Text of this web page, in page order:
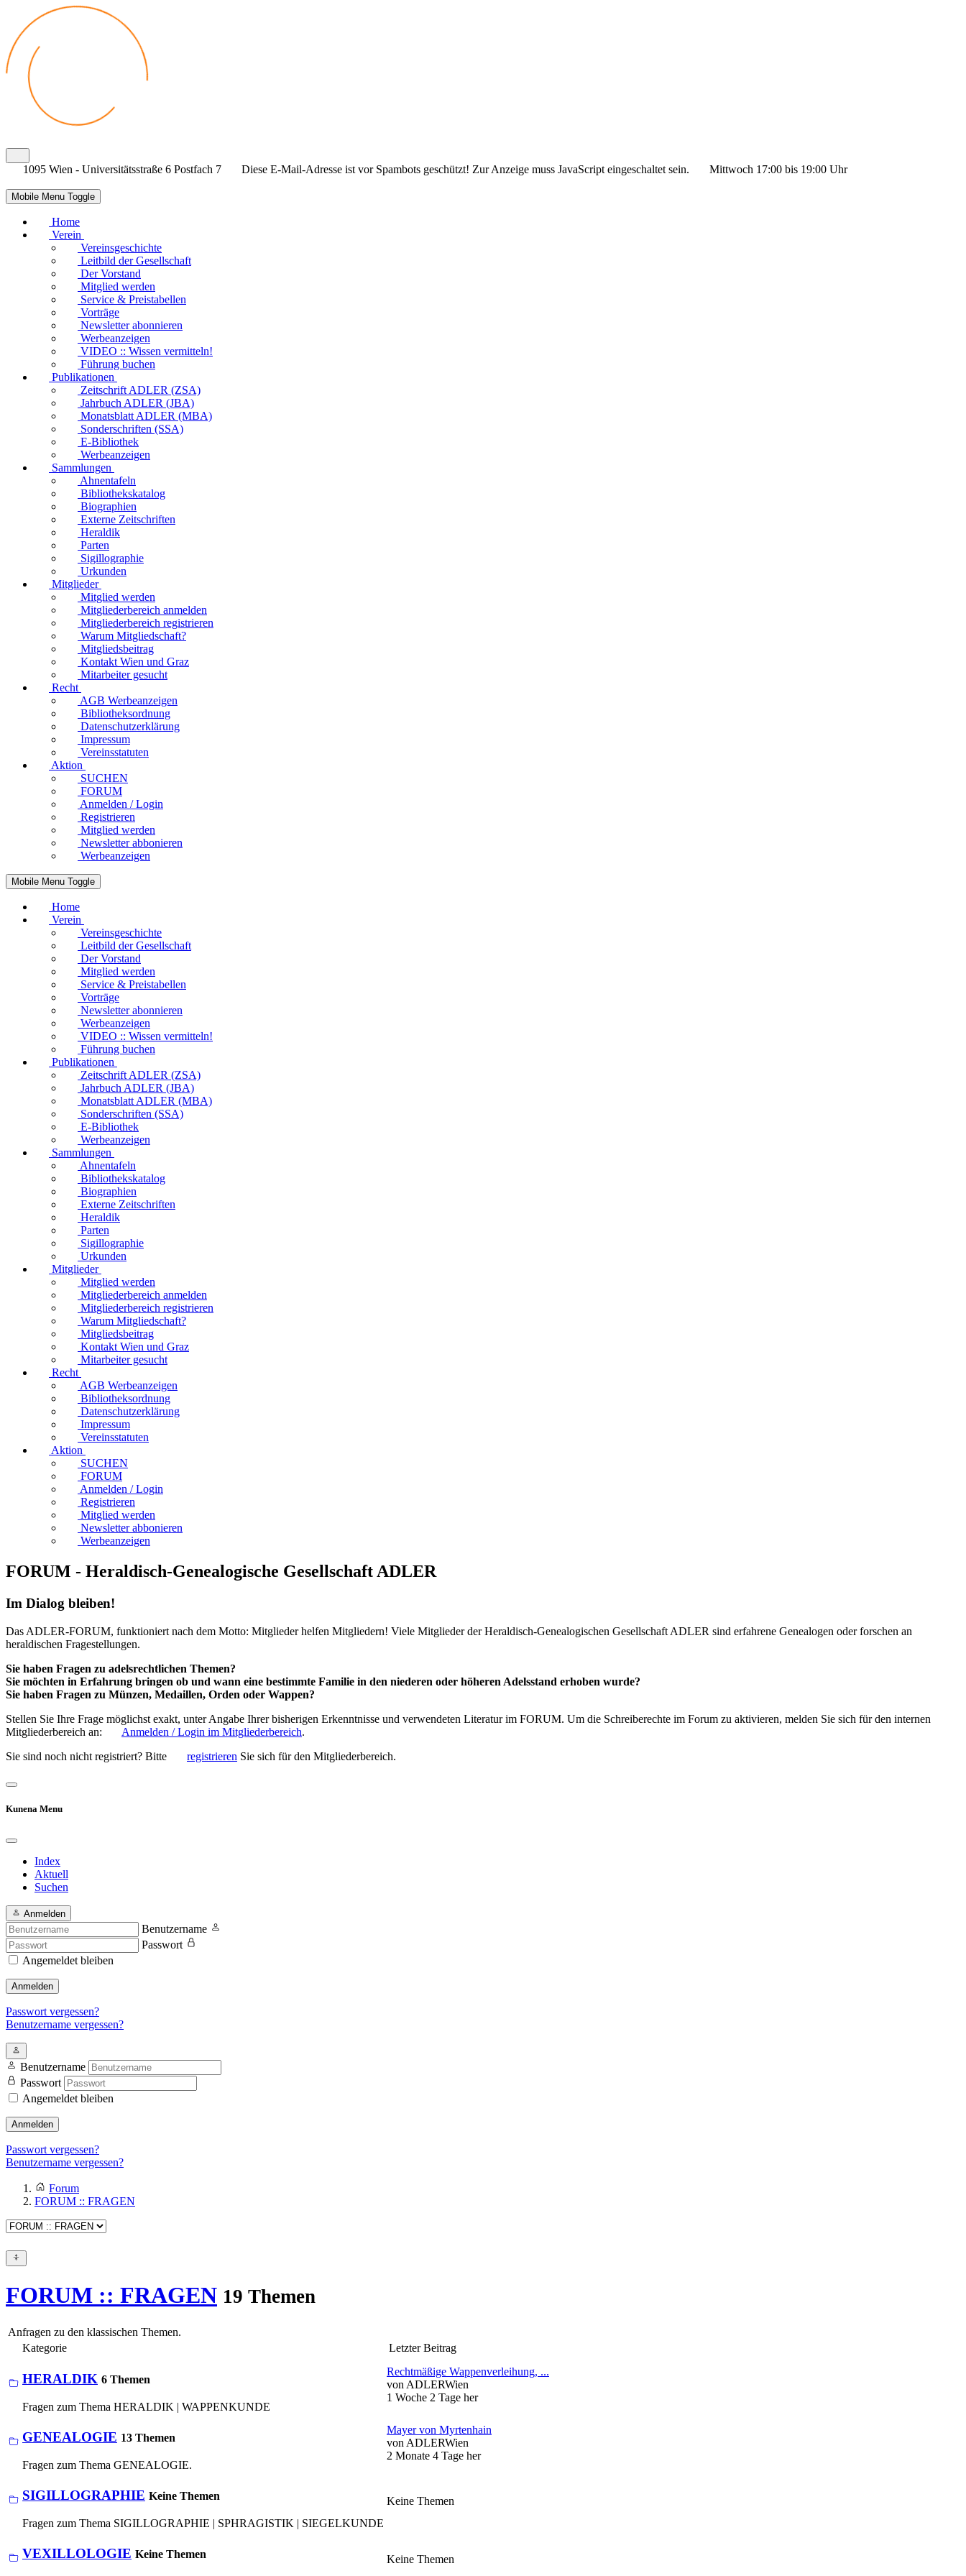
1095 Wien - Universitätsstraße 6 Postfach 7 Diese E-Mail-Adresse ist vor Spambots geschützt! Zur Anzeige muss JavaScript eingeschaltet sein. Mittwoch 17:00 bis 19:00 Uhr
Mobile Menu Toggle
Home
Verein
Vereinsgeschichte
Leitbild der Gesellschaft
Der Vorstand
Mitglied werden
Service & Preistabellen
Vorträge
Newsletter abonnieren
Werbeanzeigen
VIDEO :: Wissen vermitteln!
Führung buchen
Publikationen
Zeitschrift ADLER (ZSA)
Jahrbuch ADLER (JBA)
Monatsblatt ADLER (MBA)
Sonderschriften (SSA)
E-Bibliothek
Werbeanzeigen
Sammlungen
Ahnentafeln
Bibliothekskatalog
Biographien
Externe Zeitschriften
Heraldik
Parten
Sigillographie
Urkunden
Mitglieder
Mitglied werden
Mitgliederbereich anmelden
Mitgliederbereich registrieren
Warum Mitgliedschaft?
Mitgliedsbeitrag
Kontakt Wien und Graz
Mitarbeiter gesucht
Recht
AGB Werbeanzeigen
Bibliotheksordnung
Datenschutzerklärung
Impressum
Vereinsstatuten
Aktion
SUCHEN
FORUM
Anmelden / Login
Registrieren
Mitglied werden
Newsletter abbonieren
Werbeanzeigen
Mobile Menu Toggle
Home
Verein
Vereinsgeschichte
Leitbild der Gesellschaft
Der Vorstand
Mitglied werden
Service & Preistabellen
Vorträge
Newsletter abonnieren
Werbeanzeigen
VIDEO :: Wissen vermitteln!
Führung buchen
Publikationen
Zeitschrift ADLER (ZSA)
Jahrbuch ADLER (JBA)
Monatsblatt ADLER (MBA)
Sonderschriften (SSA)
E-Bibliothek
Werbeanzeigen
Sammlungen
Ahnentafeln
Bibliothekskatalog
Biographien
Externe Zeitschriften
Heraldik
Parten
Sigillographie
Urkunden
Mitglieder
Mitglied werden
Mitgliederbereich anmelden
Mitgliederbereich registrieren
Warum Mitgliedschaft?
Mitgliedsbeitrag
Kontakt Wien und Graz
Mitarbeiter gesucht
Recht
AGB Werbeanzeigen
Bibliotheksordnung
Datenschutzerklärung
Impressum
Vereinsstatuten
Aktion
SUCHEN
FORUM
Anmelden / Login
Registrieren
Mitglied werden
Newsletter abbonieren
Werbeanzeigen
FORUM - Heraldisch-Genealogische Gesellschaft ADLER
Im Dialog bleiben!
Das ADLER-FORUM, funktioniert nach dem Motto: Mitglieder helfen Mitgliedern! Viele Mitglieder der Heraldisch-Genealogischen Gesellschaft ADLER sind erfahrene Genealogen oder forschen an
heraldischen Fragestellungen.
Sie haben Fragen zu adelsrechtlichen Themen?
Sie möchten in Erfahrung bringen ob und wann eine bestimmte Familie in den niederen oder höheren Adelsstand erhoben wurde?
Sie haben Fragen zu Münzen, Medaillen, Orden oder Wappen?
Stellen Sie Ihre Frage möglichst exakt, unter Angabe Ihrer bisherigen Erkenntnisse und verwendeten Literatur im FORUM. Um die Schreiberechte im Forum zu aktivieren, melden Sie sich für den internen
Mitgliederbereich an:
Anmelden / Login im Mitgliederbereich.
Sie sind noch nicht registriert? Bitte
registrieren Sie sich für den Mitgliederbereich.
Kunena Menu
Index
Aktuell
Suchen
Anmelden
Benutzername
Passwort
Angemeldet bleiben
Anmelden
Passwort vergessen?
Benutzername vergessen?
Benutzername
Passwort
Angemeldet bleiben
Anmelden
Passwort vergessen?
Benutzername vergessen?
Forum
FORUM :: FRAGEN
FORUM :: FRAGEN 19 Themen
Anfragen zu den klassischen Themen.
Kategorie
Letzter Beitrag
HERALDIK 6 Themen
Fragen zum Thema HERALDIK | WAPPENKUNDE
Rechtmäßige Wappenverleihung, ...
von ADLERWien
1 Woche 2 Tage her
GENEALOGIE 13 Themen
Fragen zum Thema GENEALOGIE.
Mayer von Myrtenhain
von ADLERWien
2 Monate 4 Tage her
SIGILLOGRAPHIE Keine Themen
Fragen zum Thema SIGILLOGRAPHIE | SPHRAGISTIK | SIEGELKUNDE
Keine Themen
VEXILLOLOGIE Keine Themen Keine Themen